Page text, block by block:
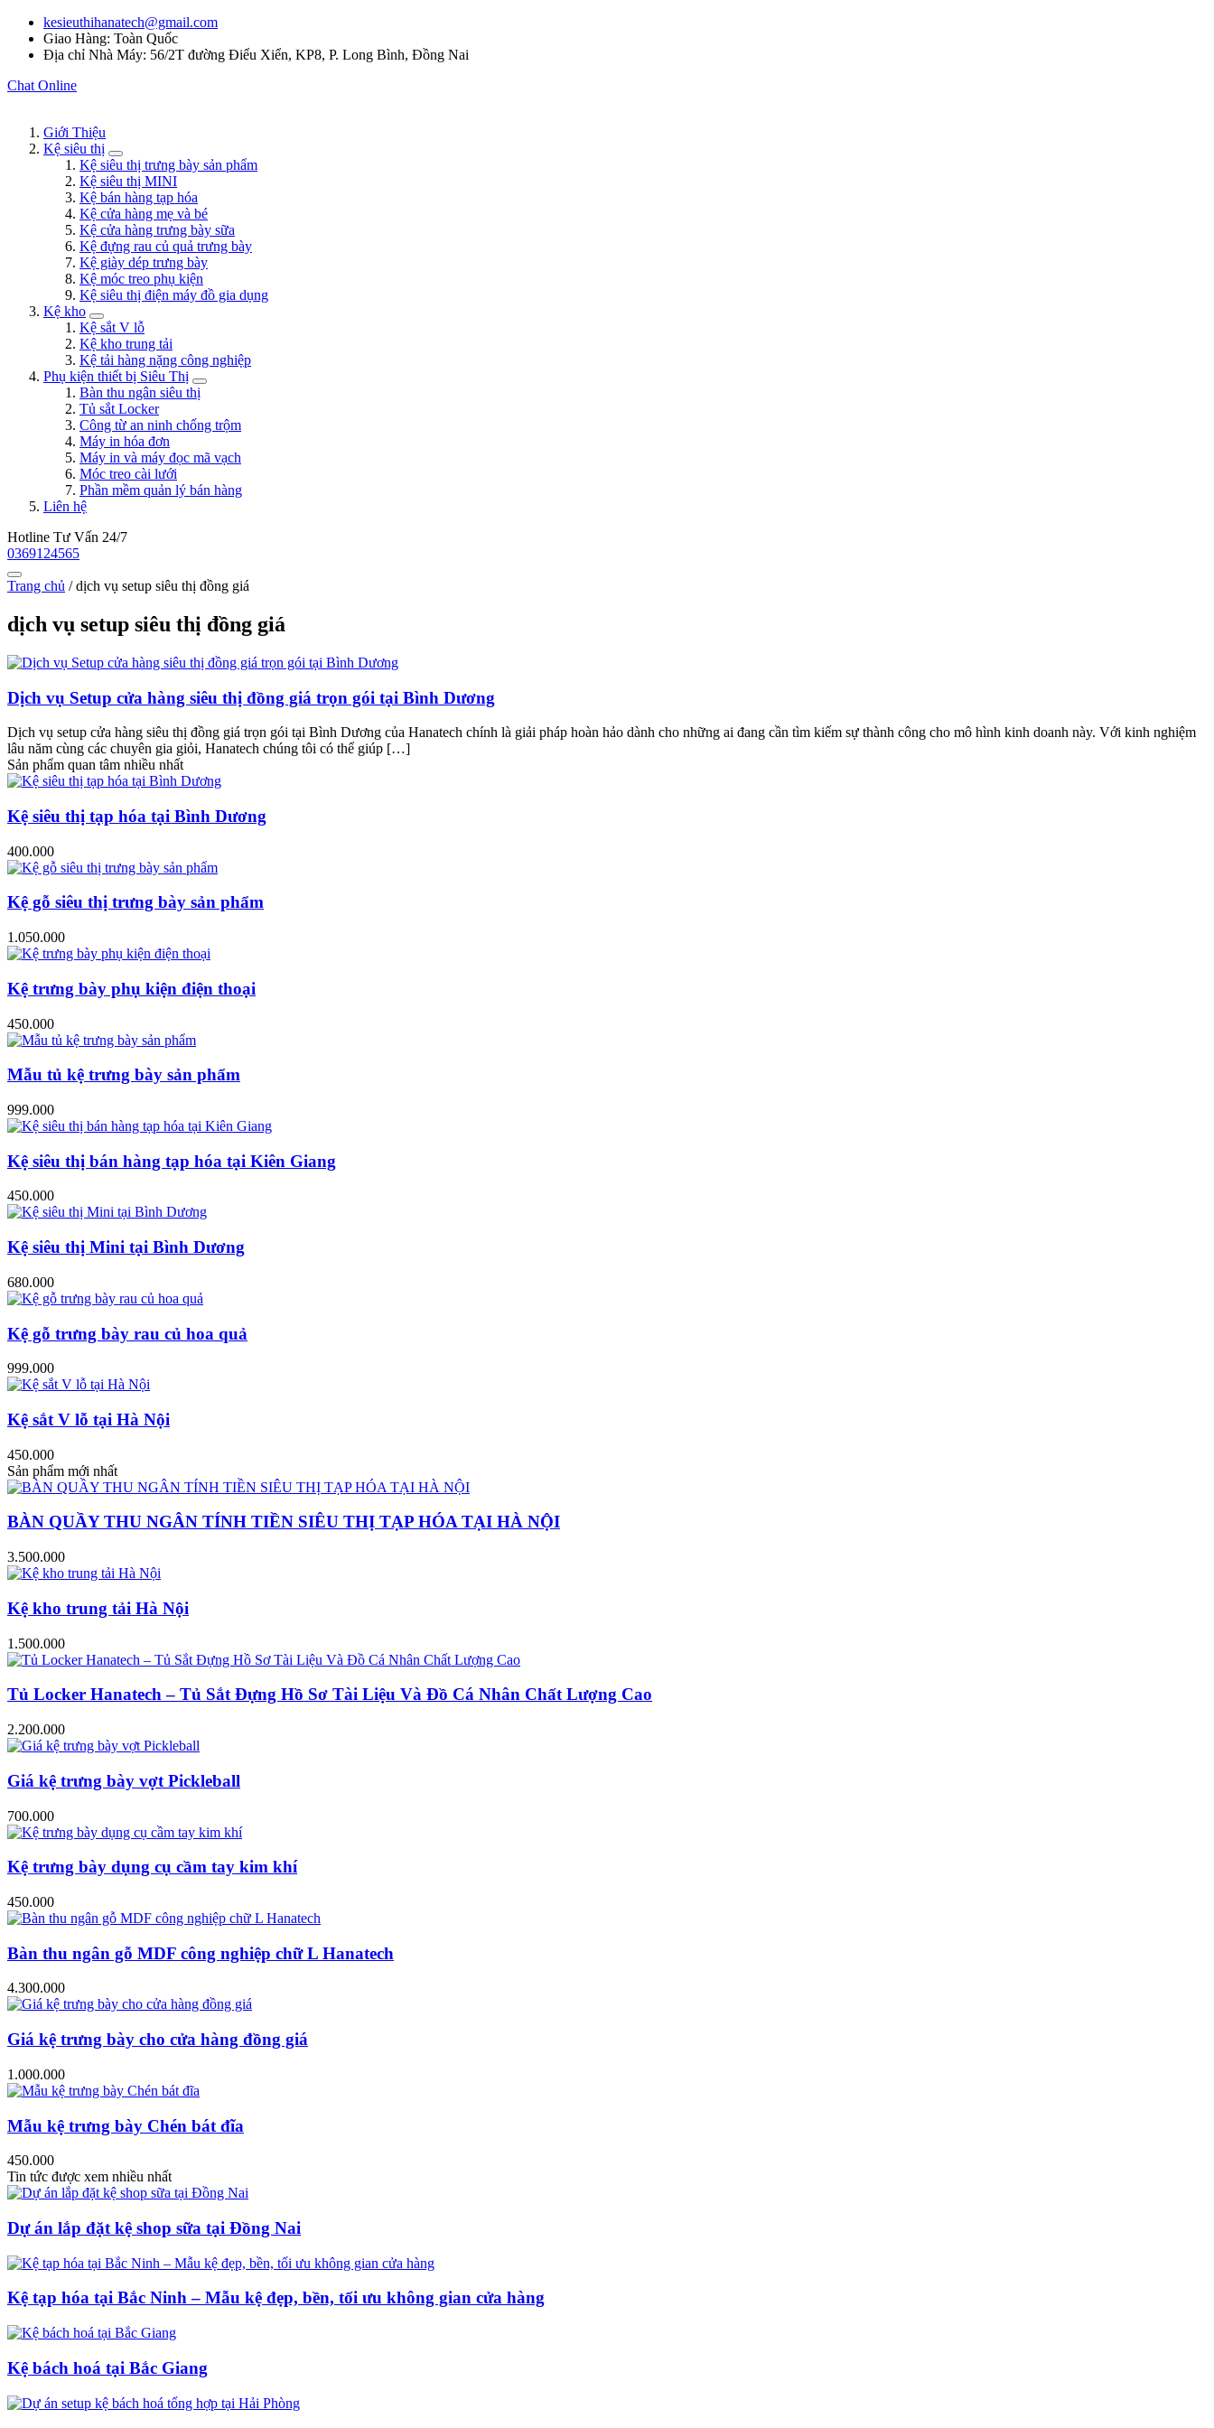
kesieuthihanatech@gmail.com
Giao Hàng: Toàn Quốc
Địa chỉ Nhà Máy: 56/2T đường Điểu Xiển, KP8, P. Long Bình, Đồng Nai
Chat Online
Giới Thiệu
Kệ siêu thị
Kệ siêu thị trưng bày sản phẩm
Kệ siêu thị MINI
Kệ bán hàng tạp hóa
Kệ cửa hàng mẹ và bé
Kệ cửa hàng trưng bày sữa
Kệ đựng rau củ quả trưng bày
Kệ giày dép trưng bày
Kệ móc treo phụ kiện
Kệ siêu thị điện máy đồ gia dụng
Kệ kho
Kệ sắt V lỗ
Kệ kho trung tải
Kệ tải hàng nặng công nghiệp
Phụ kiện thiết bị Siêu Thị
Bàn thu ngân siêu thị
Tủ sắt Locker
Công từ an ninh chống trộm
Máy in hóa đơn
Máy in và máy đọc mã vạch
Móc treo cài lưới
Phần mềm quản lý bán hàng
Liên hệ
Hotline Tư Vấn 24/7
0369124565
Trang chủ /dịch vụ setup siêu thị đồng giá
dịch vụ setup siêu thị đồng giá
Dịch vụ Setup cửa hàng siêu thị đồng giá trọn gói tại Bình Dương
Dịch vụ setup cửa hàng siêu thị đồng giá trọn gói tại Bình Dương của Hanatech chính là giải pháp hoàn hảo dành cho những ai đang cần tìm kiếm sự thành công cho mô hình kinh doanh này. Với kinh nghiệm
lâu năm cùng các chuyên gia giỏi, Hanatech chúng tôi có thể giúp […]
Sản phẩm quan tâm nhiều nhất
Kệ siêu thị tạp hóa tại Bình Dương
400.000
Kệ gỗ siêu thị trưng bày sản phẩm
1.050.000
Kệ trưng bày phụ kiện điện thoại
450.000
Mẫu tủ kệ trưng bày sản phẩm
999.000
Kệ siêu thị bán hàng tạp hóa tại Kiên Giang
450.000
Kệ siêu thị Mini tại Bình Dương
680.000
Kệ gỗ trưng bày rau củ hoa quả
999.000
Kệ sắt V lỗ tại Hà Nội
450.000
Sản phẩm mới nhất
BÀN QUẦY THU NGÂN TÍNH TIỀN SIÊU THỊ TẠP HÓA TẠI HÀ NỘI
3.500.000
Kệ kho trung tải Hà Nội
1.500.000
Tủ Locker Hanatech – Tủ Sắt Đựng Hồ Sơ Tài Liệu Và Đồ Cá Nhân Chất Lượng Cao
2.200.000
Giá kệ trưng bày vợt Pickleball
700.000
Kệ trưng bày dụng cụ cầm tay kim khí
450.000
Bàn thu ngân gỗ MDF công nghiệp chữ L Hanatech
4.300.000
Giá kệ trưng bày cho cửa hàng đồng giá
1.000.000
Mẫu kệ trưng bày Chén bát đĩa
450.000
Tin tức được xem nhiều nhất
Dự án lắp đặt kệ shop sữa tại Đồng Nai
Kệ tạp hóa tại Bắc Ninh – Mẫu kệ đẹp, bền, tối ưu không gian cửa hàng
Kệ bách hoá tại Bắc Giang